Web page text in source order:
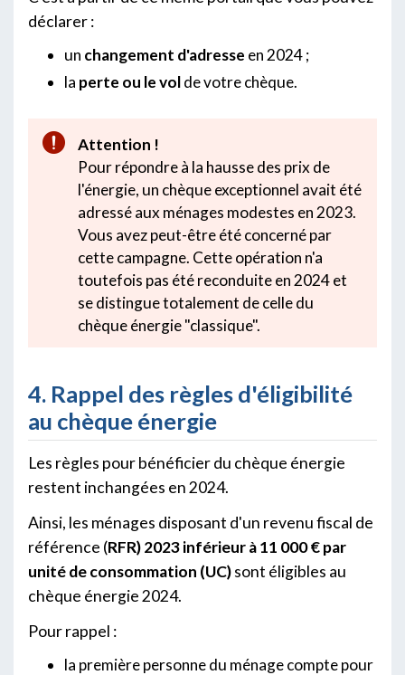
déclarer :
un changement d'adresse en 2024 ;
la perte ou le volde votre chèque.
Attention !
Pour répondre à la hausse des prix de
l'énergie, un chèque exceptionnel avait été
adressé aux ménages modestes en 2023.
Vous avez peut-être été concerné par
cette campagne. Cette opération n'a
toutefois pas été reconduite en 2024 et
se distingue totalement de celle du
chèque énergie "classique".
4. Rappel des règles d'éligibilité
au chèque énergie
Les règles pour bénéficier du chèque énergie
restent inchangées en 2024.
Ainsi, les ménages disposant d'un revenu fiscal de
référence (RFR) 2023 inférieur à 11 000 €par
unité de consommation (UC)sont éligibles au
chèque énergie 2024.
Pour rappel :
la première personne du ménage compte pour